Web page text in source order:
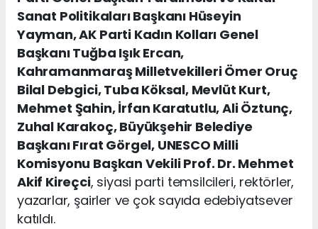
Sanat Politikaları Başkanı Hüseyin
Yayman, AK Parti Kadın Kolları Genel
Başkanı Tuğba Işık Ercan,
Kahramanmaraş Milletvekilleri Ömer Oruç
Bilal Debgici, Tuba Köksal, Mevlüt Kurt,
Mehmet Şahin, İrfan Karatutlu, Ali Öztunç,
Zuhal Karakoç, Büyükşehir Belediye
Başkanı Fırat Görgel, UNESCO Milli
Komisyonu Başkan Vekili Prof. Dr. Mehmet
Akif Kireçci, siyasi parti temsilcileri, rektörler,
yazarlar, şairler ve çok sayıda edebiyatsever
katıldı.